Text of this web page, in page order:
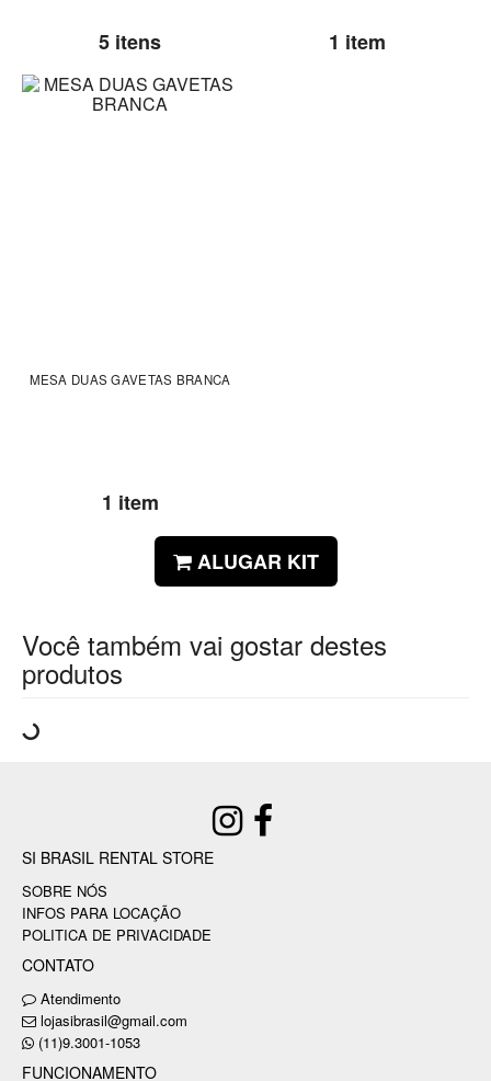
5 itens 1 item
MESA DUAS GAVETAS BRANCA
1 item
ALUGAR KIT
Você também vai gostar destes
produtos
SI BRASIL RENTAL STORE
SOBRE NÓS
INFOS PARA LOCAÇÃO
POLITICA DE PRIVACIDADE
CONTATO
Atendimento
lojasibrasil@gmail.com
(11)9.3001-1053
FUNCIONAMENTO